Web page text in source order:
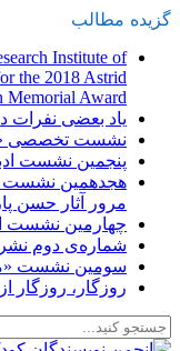
گزیده مطالب
Institute of
the 2018 Astrid
Memorial Award
یاد بعضی نفرات
نشست تخصصی
پنجمین نشست
هجدهمین نشست
مرور آثار حسن
چهارمین نشست
شماره‌ی دوم
سومین نشست
روزگار،